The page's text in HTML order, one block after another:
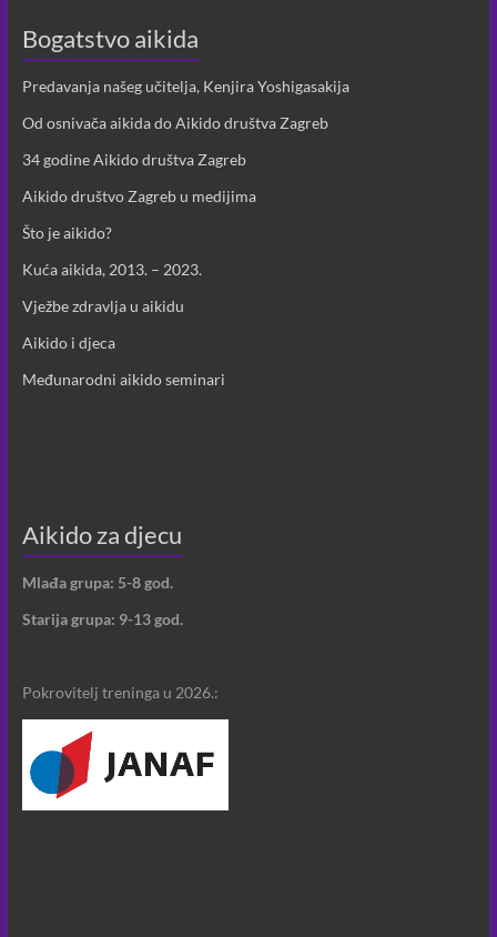
Bogatstvo aikida
Predavanja našeg učitelja, Kenjira Yoshigasakija
Od osnivača aikida do Aikido društva Zagreb
34 godine Aikido društva Zagreb
Aikido društvo Zagreb u medijima
Što je aikido?
Kuća aikida, 2013. – 2023.
Vježbe zdravlja u aikidu
Aikido i djeca
Međunarodni aikido seminari
Aikido za djecu
Mlađa grupa: 5-8 god.
Starija grupa: 9-13 god.
Pokrovitelj treninga u 2026.: